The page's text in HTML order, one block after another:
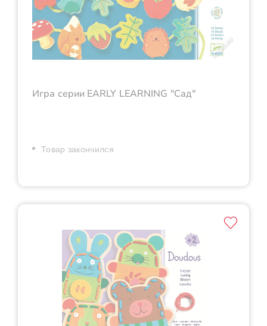
Игра серии EARLY LEARNING "Сад"
Товар закончился